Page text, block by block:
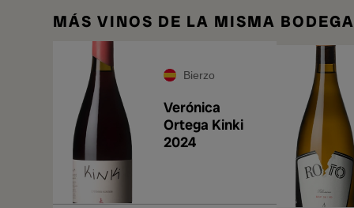
MÁS VINOS DE LA MISMA BODEGA
Bierzo
Verónica
Ortega Kinki
2024